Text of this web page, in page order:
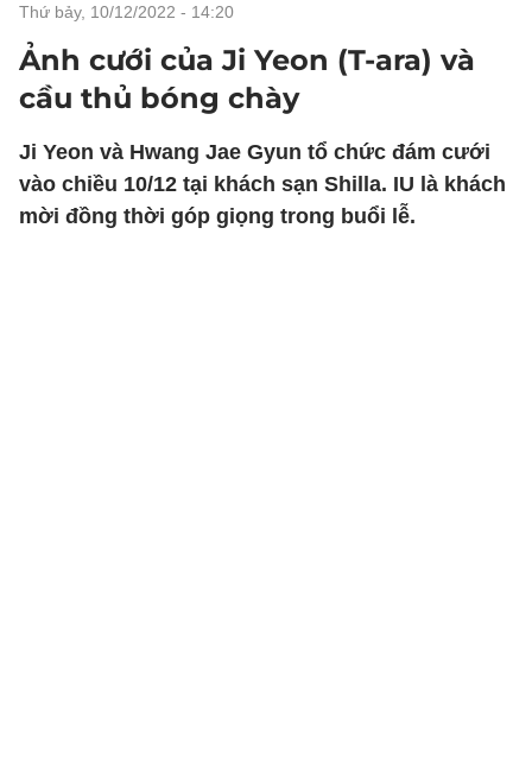
thứ bảy, 10/12/2022 - 14:20
Ảnh cưới của Ji Yeon (T-ara) và
cầu thủ bóng chày
Ji Yeon và Hwang Jae Gyun tổ chức đám cưới
vào chiều 10/12 tại khách sạn Shilla. IU là khách
mời đồng thời góp giọng trong buổi lễ.